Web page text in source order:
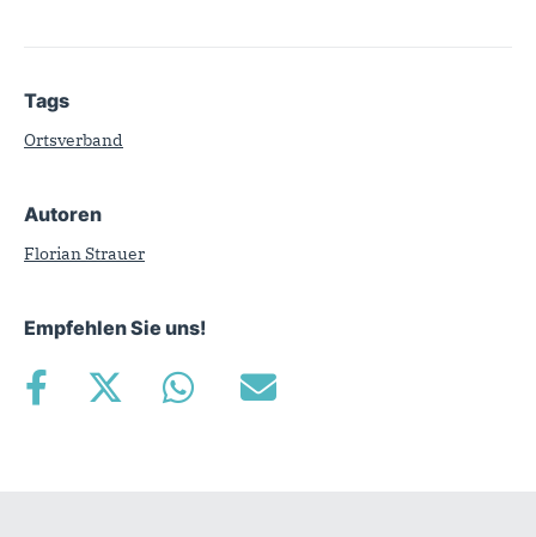
Tags
Ortsverband
Autoren
Florian Strauer
Empfehlen Sie uns!